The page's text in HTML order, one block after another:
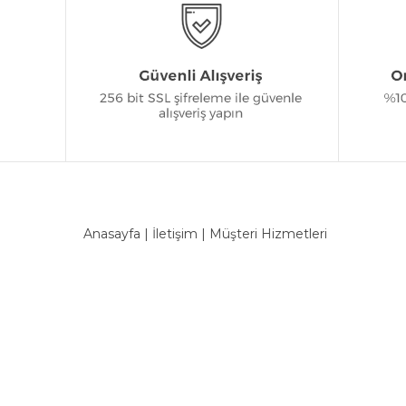
Anasayfa | İletişim | Müşteri Hizmetleri